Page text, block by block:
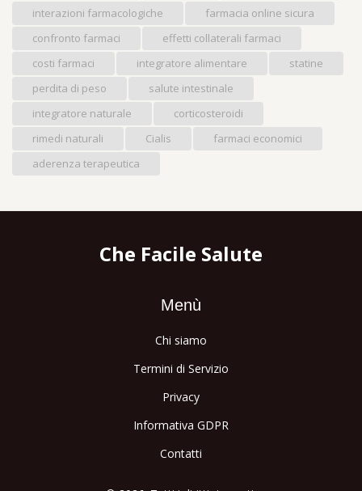
interazioni farmacologiche
farmacia online sicura
confronto farmaci
effetti collaterali farmaci
costi farmaci
integratore alimentare
statine
perdita di peso
salute intestinale
integratore naturale
corticosteroidi
rimedi naturali
Cialis
farmaci economici
aderenza terapeutica
Che Facile Salute
Menù
Chi siamo
Termini di Servizio
Privacy
Informativa GDPR
Contatti